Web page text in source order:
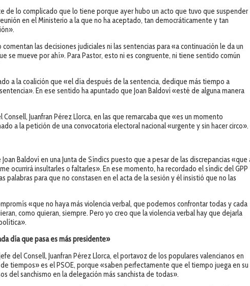
de lo complicado que lo tiene porque ayer hubo un acto que tuvo que suspender
en el Ministerio a la que no ha aceptado, tan democráticamente y tan
las decisiones judiciales ni las sentencias para «a continuación le da un
se mueve por ahí». Para Pastor, esto ni es congruente, ni tiene sentido común
a la coalición que «el día después de la sentencia, dedique más tiempo a
En ese sentido ha apuntado que Joan Baldoví «esté de alguna manera
Juanfran Pérez Llorca, en las que remarcaba que «es un momento
a la petición de una convocatoria electoral nacional «urgente y sin hacer circo».
Baldoví en una Junta de Síndics puesto que a pesar de las discrepancias «que
ocurrirá insultarles o faltarles». En ese momento, ha recordado el síndic del GPP
para que no constasen en el acta de la sesión y él insistió que no las
«que no haya más violencia verbal, que podemos confrontar todas y cada
como quieran, siempre. Pero yo creo que la violencia verbal hay que dejarla
día que pasa es más presidente»
del Consell, Juanfran Pérez Llorca, el portavoz de los populares valencianos en
tiempos» es el PSOE, porque «saben perfectamente que el tiempo juega en su
del sanchismo en la delegación más sanchista de todas».